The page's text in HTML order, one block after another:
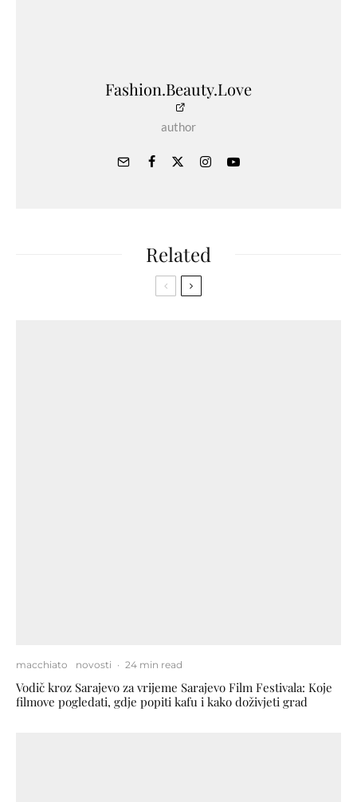
Fashion.Beauty.Love
author
Related
macchiato novosti · 24 min read
Vodič kroz Sarajevo za vrijeme Sarajevo Film Festivala: Koje
filmove pogledati, gdje popiti kafu i kako doživjeti grad